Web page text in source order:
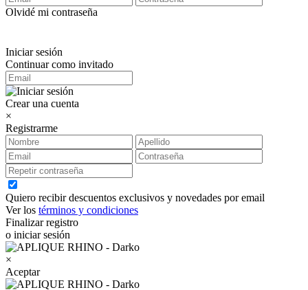
Olvidé mi contraseña
Iniciar sesión
Continuar como invitado
Crear una cuenta
×
Registrarme
Quiero recibir descuentos exclusivos y novedades por email
Ver los términos y condiciones
Finalizar registro
o iniciar sesión
×
Aceptar